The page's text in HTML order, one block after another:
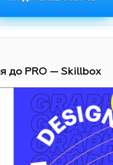
до PRO — Skillbox